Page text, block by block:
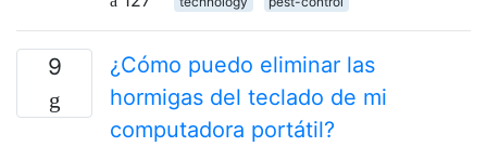
9
¿Cómo puedo eliminar las
hormigas del teclado de mi
computadora portátil?